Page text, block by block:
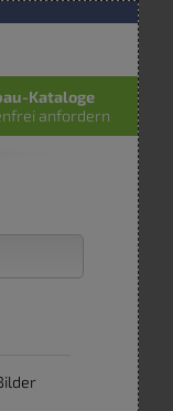
Kataloge
anfordern